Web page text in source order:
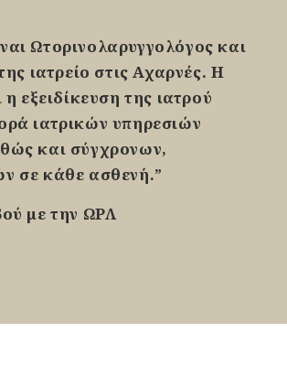
Ωτορινολαρυγγολόγος και
ιατρείο στις Αχαρνές. Η
εξειδίκευση της ιατρού
ιατρικών υπηρεσιών
και σύγχρονων,
σε κάθε ασθενή.”
με την ΩΡΛ